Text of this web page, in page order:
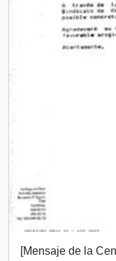
[Mensaje de la